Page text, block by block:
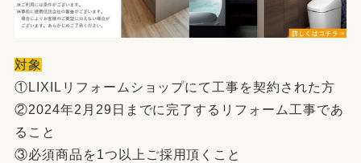
対象
①LIXILリフォームショップにて工事を契約された方
②2024年2月29日までに完了するリフォーム工事であ
ること
③必須商品を1つ以上ご採用頂くこと